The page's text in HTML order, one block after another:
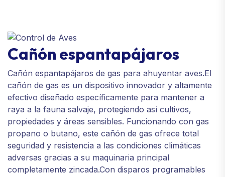
Cañón espantapájaros
Cañón espantapájaros de gas para ahuyentar aves.El
cañón de gas es un dispositivo innovador y altamente
efectivo diseñado específicamente para mantener a
raya a la fauna salvaje, protegiendo así cultivos,
propiedades y áreas sensibles. Funcionando con gas
propano o butano, este cañón de gas ofrece total
seguridad y resistencia a las condiciones climáticas
adversas gracias a su maquinaria principal
completamente zincada.Con disparos programables